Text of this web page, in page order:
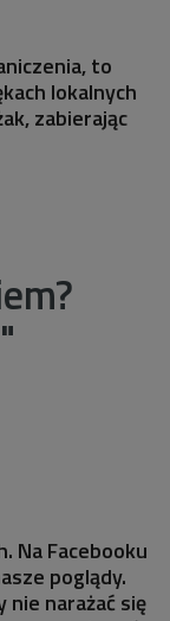
to
lokalnych
zabierając
Na Facebooku
poglądy.
narażać się